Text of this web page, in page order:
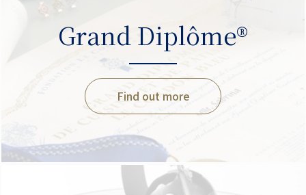
Grand Diplôme®
Find out more